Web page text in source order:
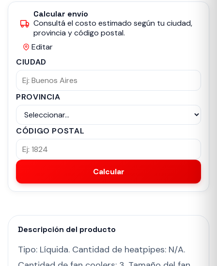
Calcular envío
Consultá el costo estimado según tu ciudad,
provincia y código postal.
Editar
CIUDAD
PROVINCIA
CÓDIGO POSTAL
Calcular
Descripción del producto
Tipo: Líquida. Cantidad de heatpipes: N/A.